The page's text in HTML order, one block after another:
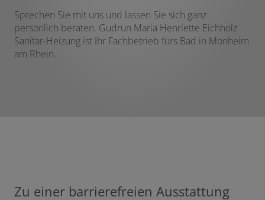
Sprechen Sie mit uns und lassen Sie sich ganz
persönlich beraten. Gudrun Maria Henriette Eichholz
Sanitär-Heizung ist Ihr Fachbetrieb fürs Bad in Monheim
am Rhein.
Zu einer barrierefreien Ausstattung